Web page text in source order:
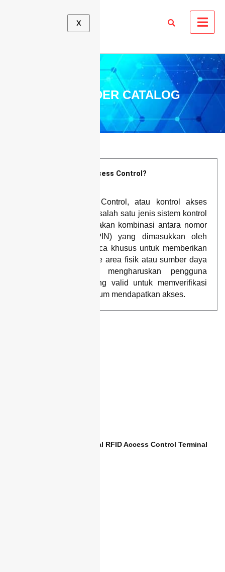
X
PIN READER CATALOG
Apa itu Pin Reader Access Control?
PIN Reader Access Control, atau kontrol akses
pembaca PIN, adalah salah satu jenis sistem kontrol
akses yang menggunakan kombinasi antara nomor
identifikasi pribadi (PIN) yang dimasukkan oleh
pengguna dan pembaca khusus untuk memberikan
atau menolak akses ke area fisik atau sumber daya
tertentu. Sistem ini mengharuskan pengguna
memasukkan PIN yang valid untuk memverifikasi
identitas mereka sebelum mendapatkan akses.
Anviz M3 Pro – Professional RFID Access Control Terminal